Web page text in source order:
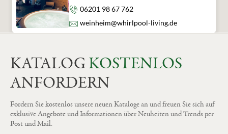
Telefon
06201 98 67 762
E-Mail
weinheim@whirlpool-living.de
KATALOG KOSTENLOS
ANFORDERN
Fordern Sie kostenlos unsere neuen Kataloge an und freuen Sie sich auf
exklusive Angebote und Informationen über Neuheiten und Trends per
Post und Mail.